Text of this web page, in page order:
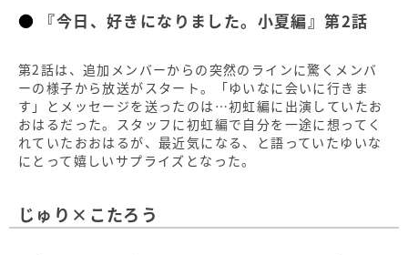
『今日、好きになりました。小夏編』第2話
第2話は、追加メンバーからの突然のラインに驚くメンバ
ーの様子から放送がスタート。「ゆいなに会いに行きま
す」とメッセージを送ったのは…初虹編に出演していたお
おはるだった。スタッフに初虹編で自分を一途に想ってく
れていたおおはるが、最近気になる、と語っていたゆいな
にとって嬉しいサプライズとなった。
じゅり×こたろう